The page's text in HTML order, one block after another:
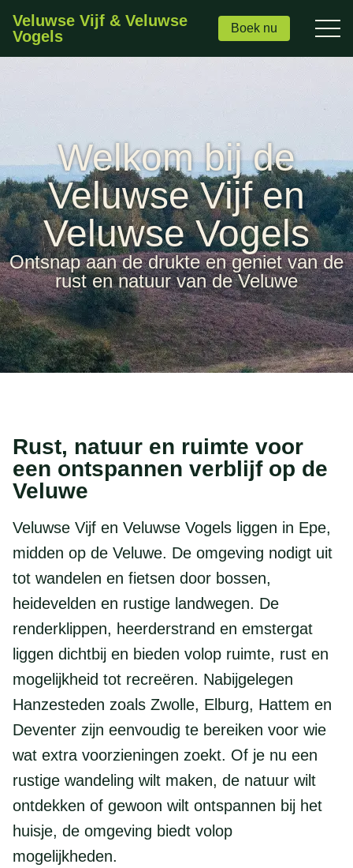
Veluwse Vijf & Veluwse
Vogels
Boek nu
Welkom bij de
Veluwse Vijf en
Veluwse Vogels
Ontsnap aan de drukte en geniet van de
rust en natuur van de Veluwe
Rust, natuur en ruimte voor
een ontspannen verblijf op de
Veluwe
Veluwse Vijf en Veluwse Vogels liggen in Epe,
midden op de Veluwe. De omgeving nodigt uit
tot wandelen en fietsen door bossen,
heidevelden en rustige landwegen. De
renderklippen, heerderstrand en emstergat
liggen dichtbij en bieden volop ruimte, rust en
mogelijkheid tot recreëren. Nabijgelegen
Hanzesteden zoals Zwolle, Elburg, Hattem en
Deventer zijn eenvoudig te bereiken voor wie
wat extra voorzieningen zoekt. Of je nu een
rustige wandeling wilt maken, de natuur wilt
ontdekken of gewoon wilt ontspannen bij het
huisje, de omgeving biedt volop
mogelijkheden.